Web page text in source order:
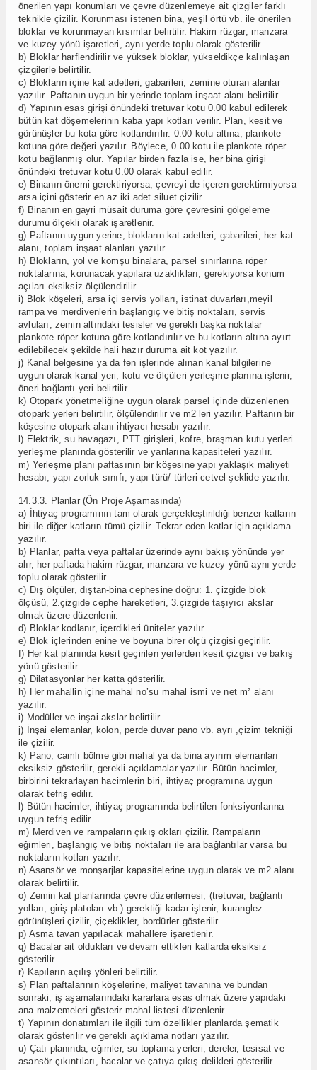
önerilen yapı konumları ve çevre düzenlemeye ait çizgiler farklı
teknikle çizilir. Korunması istenen bina, yeşil örtü vb. ile önerilen
bloklar ve korunmayan kısımlar belirtilir. Hakim rüzgar, manzara
ve kuzey yönü işaretleri, aynı yerde toplu olarak gösterilir.
b) Bloklar harflendirilir ve yüksek bloklar, yükseldikçe kalınlaşan
çizgilerle belirtilir.
c) Blokların içine kat adetleri, gabarileri, zemine oturan alanlar
yazılır. Paftanın uygun bir yerinde toplam inşaat alanı belirtilir.
d) Yapının esas girişi önündeki tretuvar kotu 0.00 kabul edilerek
bütün kat döşemelerinin kaba yapı kotları verilir. Plan, kesit ve
görünüşler bu kota göre kotlandırılır. 0.00 kotu altına, plankote
kotuna göre değeri yazılır. Böylece, 0.00 kotu ile plankote röper
kotu bağlanmış olur. Yapılar birden fazla ise, her bina girişi
önündeki tretuvar kotu 0.00 olarak kabul edilir.
e) Binanın önemi gerektiriyorsa, çevreyi de içeren gerektirmiyorsa
arsa içini gösterir en az iki adet siluet çizilir.
f) Binanın en gayri müsait duruma göre çevresini gölgeleme
durumu ölçekli olarak işaretlenir.
g) Paftanın uygun yerine, blokların kat adetleri, gabarileri, her kat
alanı, toplam inşaat alanları yazılır.
h) Blokların, yol ve komşu binalara, parsel sınırlarına röper
noktalarına, korunacak yapılara uzaklıkları, gerekiyorsa konum
açıları eksiksiz ölçülendirilir.
i) Blok köşeleri, arsa içi servis yolları, istinat duvarları,meyil
rampa ve merdivenlerin başlangıç ve bitiş noktaları, servis
avluları, zemin altındaki tesisler ve gerekli başka noktalar
plankote röper kotuna göre kotlandırılır ve bu kotların altına ayırt
edilebilecek şekilde hali hazır duruma ait kot yazılır.
j) Kanal belgesine ya da fen işlerinde alınan kanal bilgilerine
uygun olarak kanal yeri, kotu ve ölçüleri yerleşme planına işlenir,
öneri bağlantı yeri belirtilir.
k) Otopark yönetmeliğine uygun olarak parsel içinde düzenlenen
otopark yerleri belirtilir, ölçülendirilir ve m2’leri yazılır. Paftanın bir
köşesine otopark alanı ihtiyacı hesabı yazılır.
l) Elektrik, su havagazı, PTT girişleri, kofre, braşman kutu yerleri
yerleşme planında gösterilir ve yanlarına kapasiteleri yazılır.
m) Yerleşme planı paftasının bir köşesine yapı yaklaşık maliyeti
hesabı, yapı zorluk sınıfı, yapı türü/ türleri cetvel şeklide yazılır.
14.3.3. Planlar (Ön Proje Aşamasında)
a) İhtiyaç programının tam olarak gerçekleştirildiği benzer katların
biri ile diğer katların tümü çizilir. Tekrar eden katlar için açıklama
yazılır.
b) Planlar, pafta veya paftalar üzerinde aynı bakış yönünde yer
alır, her paftada hakim rüzgar, manzara ve kuzey yönü aynı yerde
toplu olarak gösterilir.
c) Dış ölçüler, dıştan-bina cephesine doğru: 1. çizgide blok
ölçüsü, 2.çizgide cephe hareketleri, 3.çizgide taşıyıcı akslar
olmak üzere düzenlenir.
d) Bloklar kodlanır, içerdikleri üniteler yazılır.
e) Blok içlerinden enine ve boyuna birer ölçü çizgisi geçirilir.
f) Her kat planında kesit geçirilen yerlerden kesit çizgisi ve bakış
yönü gösterilir.
g) Dilatasyonlar her katta gösterilir.
h) Her mahallin içine mahal no’su mahal ismi ve net m² alanı
yazılır.
i) Modüller ve inşai akslar belirtilir.
j) İnşai elemanlar, kolon, perde duvar pano vb. ayrı ,çizim tekniği
ile çizilir.
k) Pano, camlı bölme gibi mahal ya da bina ayırım elemanları
eksiksiz gösterilir, gerekli açıklamalar yazılır. Bütün hacimler,
birbirini tekrarlayan hacimlerin biri, ihtiyaç programına uygun
olarak tefriş edilir.
l) Bütün hacimler, ihtiyaç programında belirtilen fonksiyonlarına
uygun tefriş edilir.
m) Merdiven ve rampaların çıkış okları çizilir. Rampaların
eğimleri, başlangıç ve bitiş noktaları ile ara bağlantılar varsa bu
noktaların kotları yazılır.
n) Asansör ve monşarjlar kapasitelerine uygun olarak ve m2 alanı
olarak belirtilir.
o) Zemin kat planlarında çevre düzenlemesi, (tretuvar, bağlantı
yolları, giriş platoları vb.) gerektiği kadar işlenir, kuranglez
görünüşleri çizilir, çiçeklikler, bordürler gösterilir.
p) Asma tavan yapılacak mahallere işaretlenir.
q) Bacalar ait oldukları ve devam ettikleri katlarda eksiksiz
gösterilir.
r) Kapıların açılış yönleri belirtilir.
s) Plan paftalarının köşelerine, maliyet tavanına ve bundan
sonraki, iş aşamalarındaki kararlara esas olmak üzere yapıdaki
ana malzemeleri gösterir mahal listesi düzenlenir.
t) Yapının donatımları ile ilgili tüm özellikler planlarda şematik
olarak gösterilir ve gerekli açıklama notları yazılır.
u) Çatı planında; eğimler, su toplama yerleri, dereler, tesisat ve
asansör çıkıntıları, bacalar ve çatıya çıkış delikleri gösterilir.